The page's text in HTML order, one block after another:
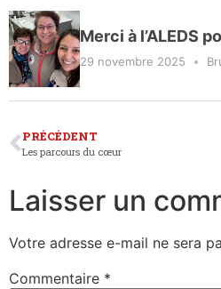
Merci à l’ALEDS
29 novembre 2025
PRÉCÉDENT
Les parcours du cœur
Laisser un
Votre adresse e-mail ne sera
Commentaire *